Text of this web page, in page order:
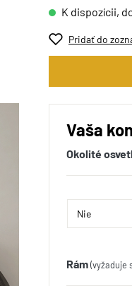
K dispozícii,
Pridať do
Vaša
Okolité
Rám(vyžaduje